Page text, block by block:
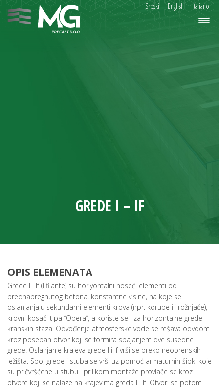
Srpski English Italiano
GREDE I – IF
OPIS ELEMENATA
Grede I i If (I filante) su horiyontalni noseći elementi od
prednapregnutog betona, konstantne visine, na koje se
oslanjanjaju sekundarni elementi krova (npr. korube ili rožnjače),
krovni kosači tipa ‘’Opera’’, a koriste se i za horizontalne grede
kranskih staza. Odvođenje atmosferske vode se rešava odvdom
kroz poseban otvor koji se formira spajanjem dve susedne
grede. Oslanjanje krajeva grede I i If vrši se preko neoprenskih
ležišta. Spoj grede i stuba se vrši uz pomoć armaturnih šipki koje
su pričvršćene u stubu i prilikom montaže provlače se kroz
otvore koji se nalaze na krajevima greda I i If. Otvori se potom